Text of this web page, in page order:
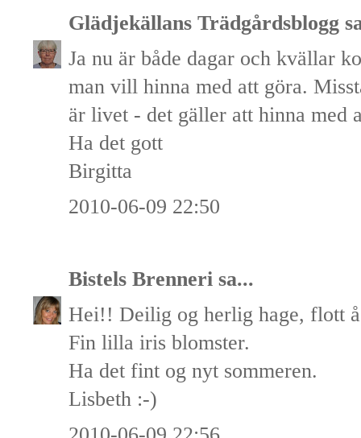
Glädjekällans Trädgårdsblogg
Ja nu är både dagar och kvällar
man vill hinna med att göra.
är livet - det gäller att hinna med
Ha det gott
Birgitta
2010-06-09 22:50
Bistels Brenneri sa...
Hei!! Deilig og herlig hage, flott
Fin lilla iris blomster.
Ha det fint og nyt sommeren.
Lisbeth :-)